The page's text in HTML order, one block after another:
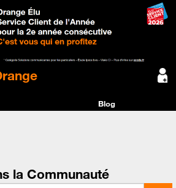
Blog
la Communauté